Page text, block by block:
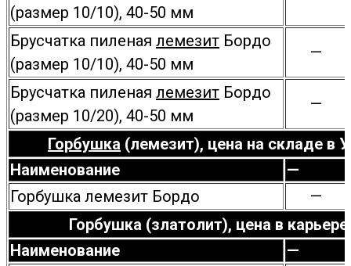
(размер 10/10), 40-50 мм
Брусчатка пиленая лемезит Бордо
(размер 10/10), 40-50 мм
—
Брусчатка пиленая лемезит Бордо
(размер 10/20), 40-50 мм
—
Горбушка (лемезит), цена на складе в
Наименование
—
Горбушка лемезит Бордо
—
Горбушка (златолит), цена в карьере
Наименование
—